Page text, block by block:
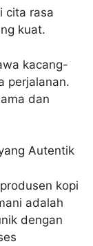
cita rasa
kuat.
kacang-
perjalanan.
dan
Autentik
kopi
adalah
dengan